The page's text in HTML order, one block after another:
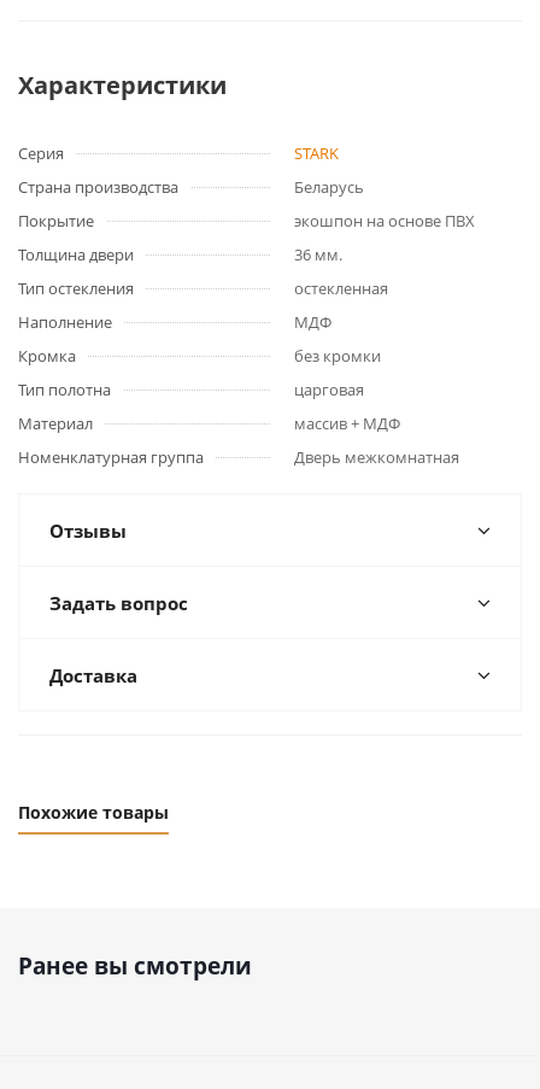
Характеристики
Серия
STARK
Страна производства
Беларусь
Покрытие
экошпон на основе ПВХ
Толщина двери
36 мм.
Тип остекления
остекленная
Наполнение
МДФ
Кромка
без кромки
Тип полотна
царговая
Материал
массив + МДФ
Номенклатурная группа
Дверь межкомнатная
Отзывы
Задать вопрос
Доставка
Похожие товары
Ранее вы смотрели